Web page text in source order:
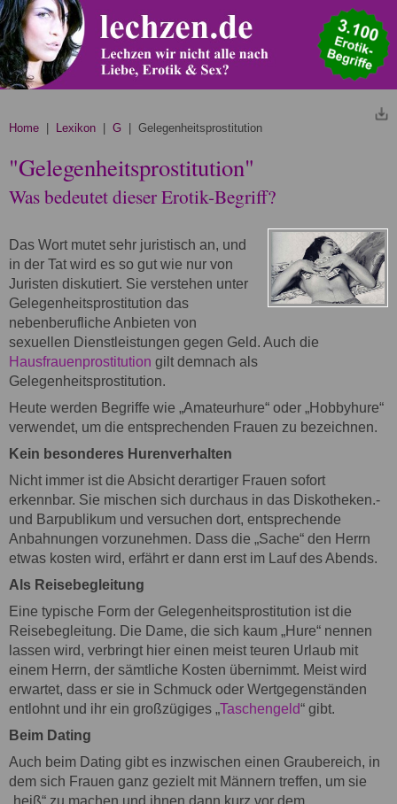
Home Lexikon G | Gelegenheitsprostitution
"Gelegenheitsprostitution"
Was bedeutet dieser Erotik-Begriff?
Das Wort mutet sehr juristisch an, und
in der Tat wird es so gut wie nur von
Juristen diskutiert. Sie verstehen unter
Gelegenheitsprostitution das
nebenberufliche Anbieten von
sexuellen Dienstleistungen gegen Geld. Auch die
Hausfrauenprostitution gilt demnach als
Gelegenheitsprostitution.
Heute werden Begriffe wie „Amateurhure“ oder „Hobbyhure“
verwendet, um die entsprechenden Frauen zu bezeichnen.
Kein besonderes Hurenverhalten
Nicht immer ist die Absicht derartiger Frauen sofort
erkennbar. Sie mischen sich durchaus in das Diskotheken.-
und Barpublikum und versuchen dort, entsprechende
Anbahnungen vorzunehmen. Dass die „Sache“ den Herrn
etwas kosten wird, erfährt er dann erst im Lauf des Abends.
Als Reisebegleitung
Eine typische Form der Gelegenheitsprostitution ist die
Reisebegleitung. Die Dame, die sich kaum „Hure“ nennen
lassen wird, verbringt hier einen meist teuren Urlaub mit
einem Herrn, der sämtliche Kosten übernimmt. Meist wird
erwartet, dass er sie in Schmuck oder Wertgegenständen
entlohnt und ihr ein großzügiges „Taschengeld“ gibt.
Beim Dating
Auch beim Dating gibt es inzwischen einen Graubereich, in
dem sich Frauen ganz gezielt mit Männern treffen, um sie
„heiß“ zu machen und ihnen dann kurz vor dem